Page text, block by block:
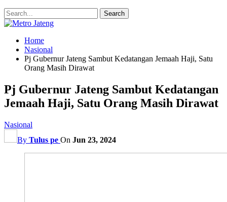
Home
Nasional
Pj Gubernur Jateng Sambut Kedatangan Jemaah Haji, Satu
Orang Masih Dirawat
Pj Gubernur Jateng Sambut Kedatangan
Jemaah Haji, Satu Orang Masih Dirawat
Nasional
By Tulus pe On Jun 23, 2024